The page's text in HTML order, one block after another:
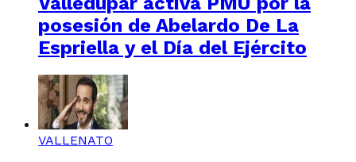
posesión de Abelardo De La
Espriella y el Día del Ejército
VALLENATO